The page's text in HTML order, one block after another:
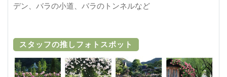
デン、バラの小道、バラのトンネルなど
スタッフの推しフォトスポット